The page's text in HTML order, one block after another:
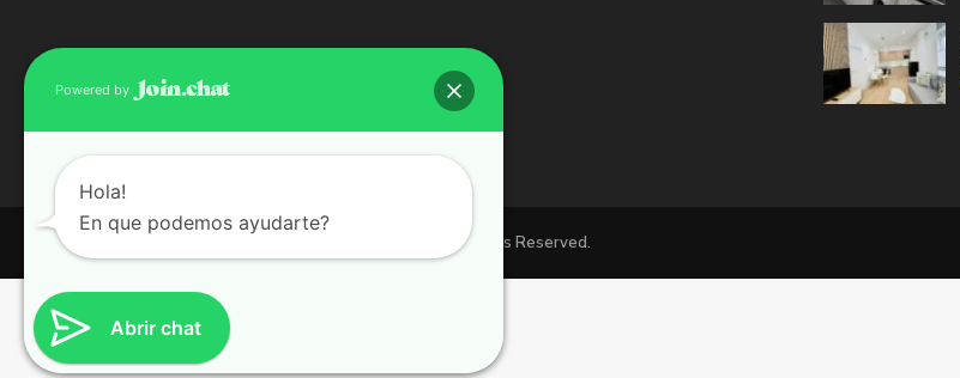
Copyright 2026 | Grupo 90 inmobiliarias. All Rights Reserved.
Abrir chat
Powered by
Hola!
En que podemos ayudarte?